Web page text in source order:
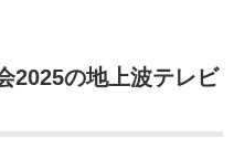
2025の地上波テレビ